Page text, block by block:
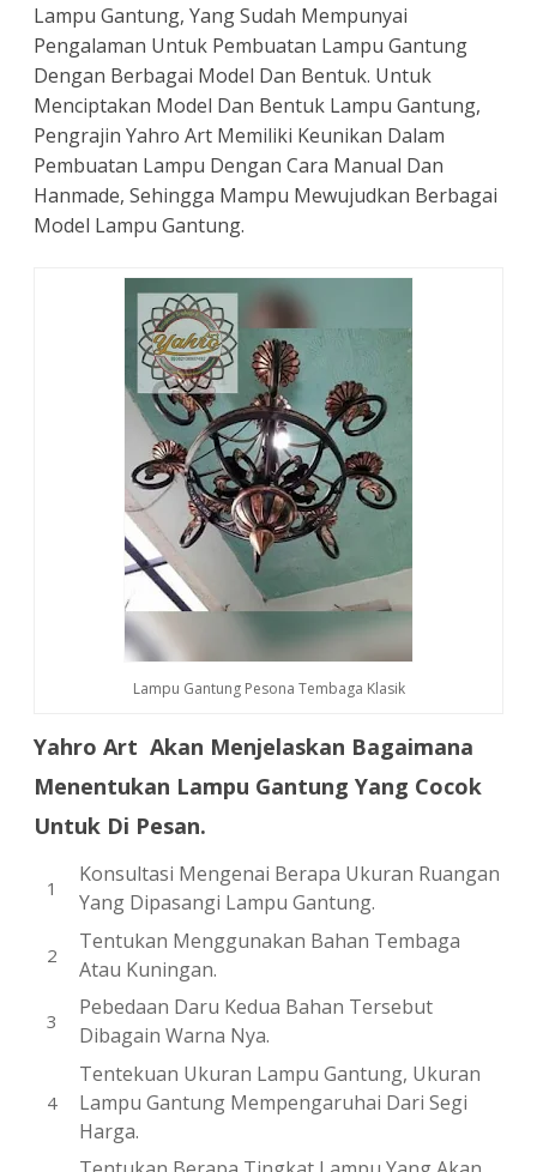
Lampu Gantung, Yang Sudah Mempunyai
Pengalaman Untuk Pembuatan Lampu Gantung
Dengan Berbagai Model Dan Bentuk. Untuk
Menciptakan Model Dan Bentuk Lampu Gantung,
Pengrajin Yahro Art Memiliki Keunikan Dalam
Pembuatan Lampu Dengan Cara Manual Dan
Hanmade, Sehingga Mampu Mewujudkan Berbagai
Model Lampu Gantung.
Lampu Gantung Pesona Tembaga Klasik
Yahro Art Akan Menjelaskan Bagaimana
Menentukan Lampu Gantung Yang Cocok
Untuk Di Pesan.
Konsultasi Mengenai Berapa Ukuran Ruangan
Yang Dipasangi Lampu Gantung.
Tentukan Menggunakan Bahan Tembaga
Atau Kuningan.
Pebedaan Daru Kedua Bahan Tersebut
Dibagain Warna Nya.
Tentekuan Ukuran Lampu Gantung, Ukuran
Lampu Gantung Mempengaruhai Dari Segi
Harga.